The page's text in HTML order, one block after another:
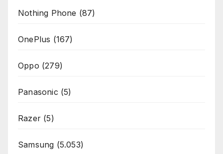
Nothing Phone (87)
OnePlus (167)
Oppo (279)
Panasonic (5)
Razer (5)
Samsung (5.053)